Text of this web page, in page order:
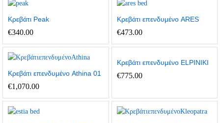
Κρεβάτι Peak
€340.00
Κρεβάτι επενδυμένο ARES
€473.00
Κρεβάτι επενδυμένο Athina 01
€1,070.00
Κρεβάτι επενδυμένο ELPINIKI
€775.00